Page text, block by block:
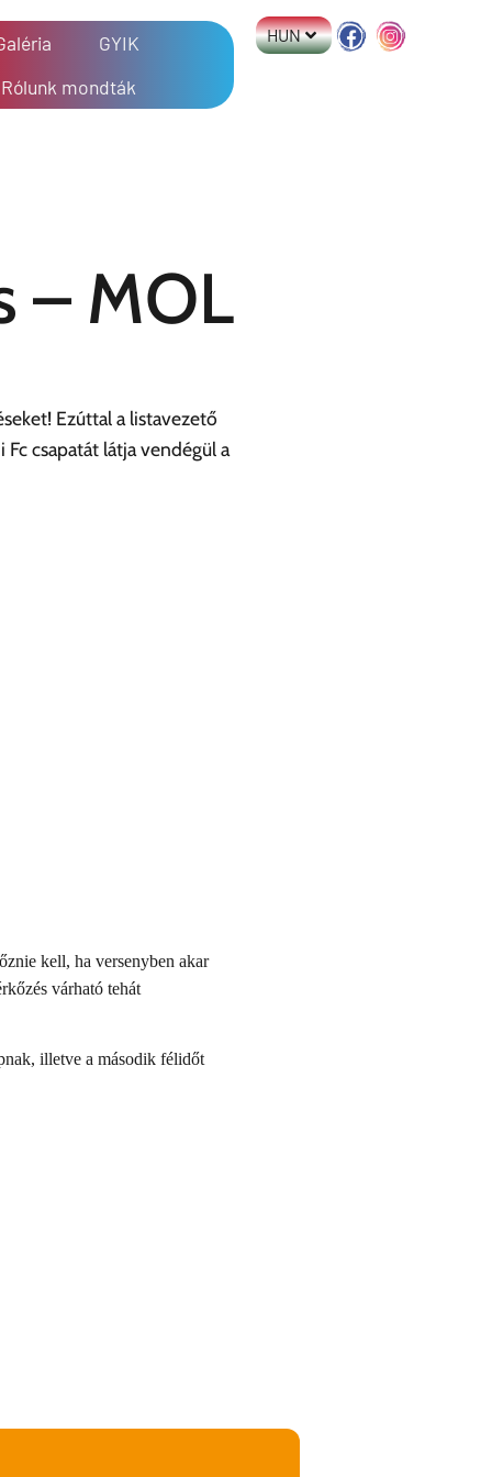
GYIK
Rólunk mondták
HUN
– MOL
Ezúttal a listavezető
csapatát látja vendégül a
kell, ha versenyben akar
várható tehát
illetve a második félidőt